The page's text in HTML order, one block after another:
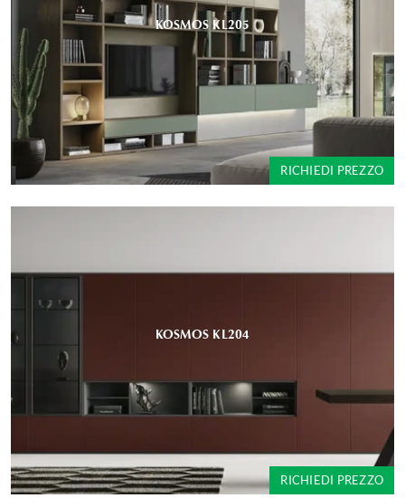
KOSMOS KL205
RICHIEDI PREZZO
KOSMOS KL204
RICHIEDI PREZZO